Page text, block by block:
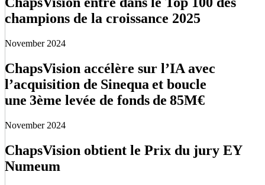
champions de la croissance 2025
November 2024
ChapsVision accélère sur l’IA avec
l’acquisition de Sinequa et boucle
une 3ème levée de fonds de 85M€
November 2024
ChapsVision obtient le Prix du jury EY
Numeum